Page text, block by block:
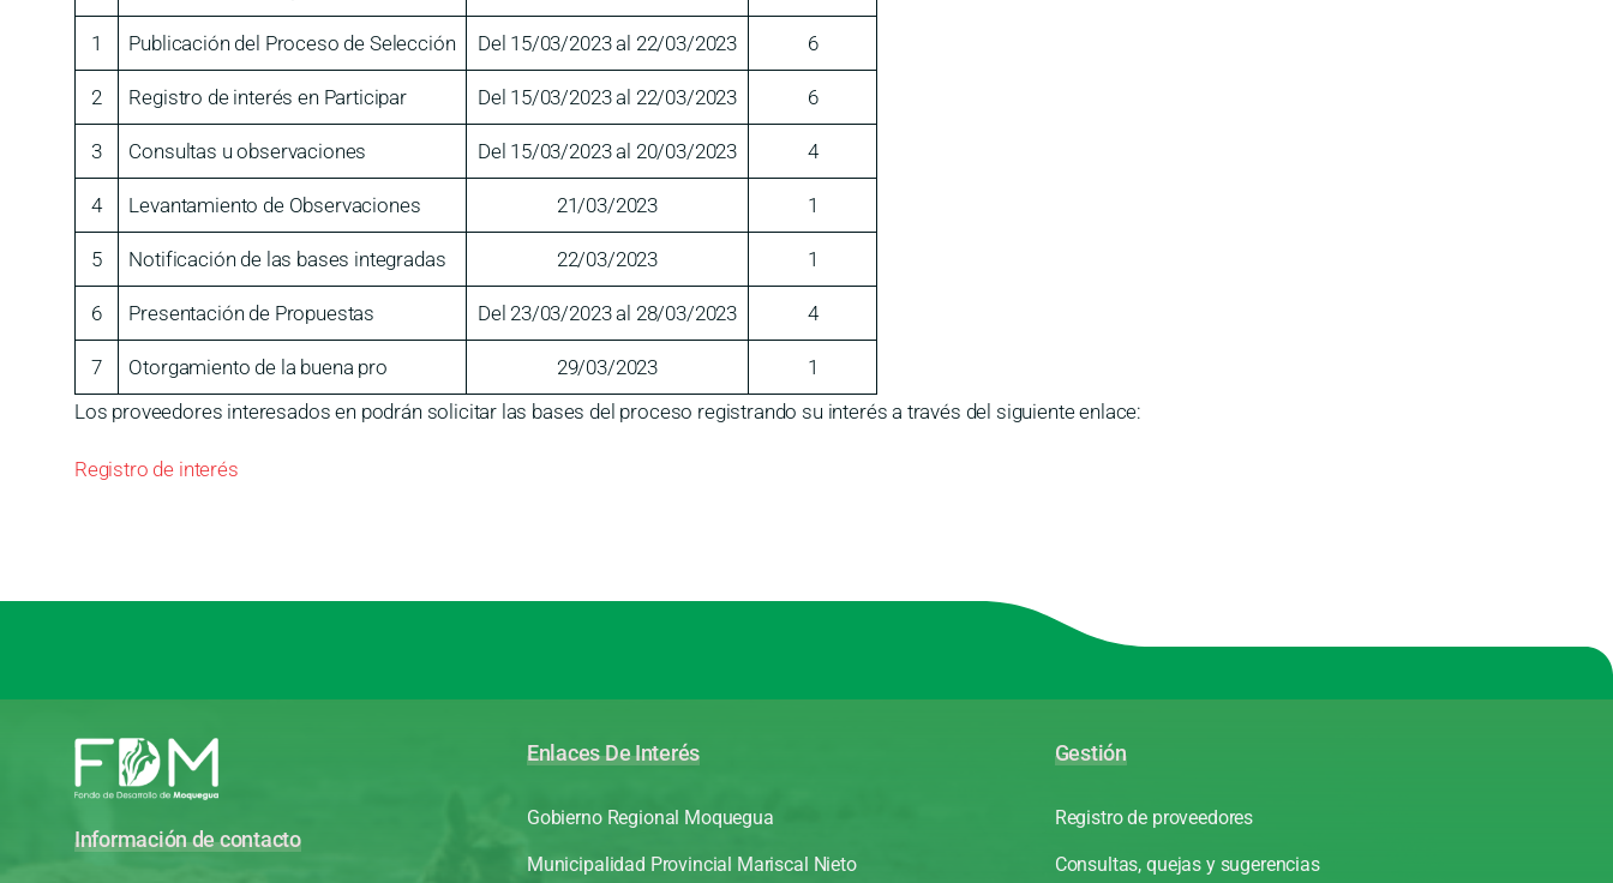
1 Publicación del Proceso de Selección Del 15/03/2023 al 22/03/2023 6
2 Registro de interés en Participar Del 15/03/2023 al 22/03/2023 6
3 Consultas u observaciones Del 15/03/2023 al 20/03/2023 4
4 Levantamiento de Observaciones 21/03/2023 1
5 Notificación de las bases integradas 22/03/2023 1
6 Presentación de Propuestas Del 23/03/2023 al 28/03/2023 4
7 Otorgamiento de la buena pro 29/03/2023
1
Los proveedores interesados en podrán solicitar las bases del proceso registrando su interés a través del siguiente enlace:
Registro de interés
Información de contacto
Enlaces De Interés
Gobierno Regional Moquegua
Municipalidad Provincial Mariscal Nieto
Gestión
Registro de proveedores
Consultas, quejas y sugerencias